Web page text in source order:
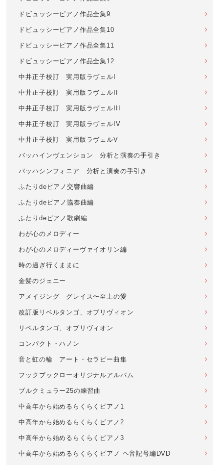
ドビュッシーピアノ作品全集9
ドビュッシーピアノ作品全集10
ドビュッシーピアノ作品全集11
ドビュッシーピアノ作品全集12
中井正子校訂 実用版ラヴェルI
中井正子校訂 実用版ラヴェルII
中井正子校訂 実用版ラヴェルIII
中井正子校訂 実用版ラヴェルIV
中井正子校訂 実用版ラヴェルV
バッハインヴェンション 分析と演奏の手引き
バッハシンフォニア 分析と演奏の手引き
ふたりdeピアノ交響曲編
ふたりdeピアノ協奏曲編
ふたりdeピアノ歌劇編
わが心のメロディー
わが心のメロディーヴァイオリン編
時の過ぎ行くままに
金髪のジェニー
アメイジング グレイス〜至上の愛
改訂版リベルタンゴ、オブリヴィオン
リベルタンゴ、オブリヴィオン
コンパクト・ハノン
音と虹の輪 アート・セラピー曲集
フックブックローオリジナルアルバム
ブルクミュラー25の練習曲
中高年から始めるらくらくピアノ1
中高年から始めるらくらくピアノ2
中高年から始めるらくらくピアノ3
中高年から始めるらくらくピアノ ヘ音記号編DVD